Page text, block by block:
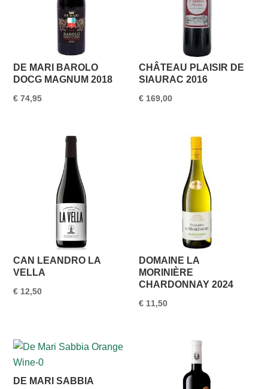
DE MARI BAROLO
DOCG MAGNUM 2018
€ 74,95
CHÂTEAU PLAISIR DE
SIAURAC 2016
€ 169,00
CAN LEANDRO LA
VELLA
€ 12,50
DOMAINE LA
MORINIÈRE
CHARDONNAY 2024
€ 11,50
DE MARI SABBIA